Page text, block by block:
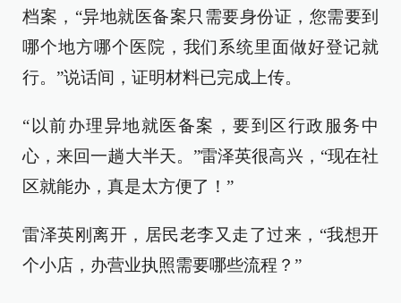
档案，“异地就医备案只需要身份证，您需要到
哪个地方哪个医院，我们系统里面做好登记就
行。”说话间，证明材料已完成上传。
“以前办理异地就医备案，要到区行政服务中
心，来回一趟大半天。”雷泽英很高兴，“现在社
区就能办，真是太方便了！”
雷泽英刚离开，居民老李又走了过来，“我想开
个小店，办营业执照需要哪些流程？”